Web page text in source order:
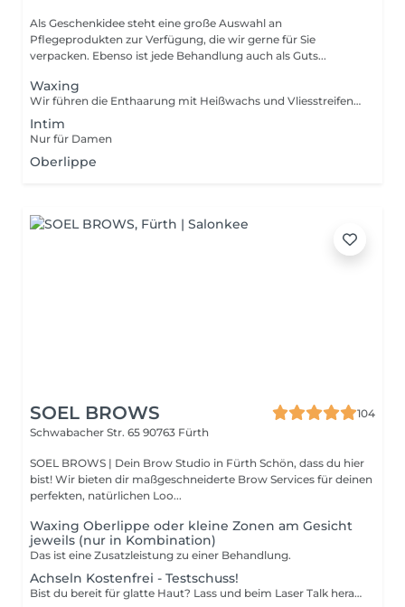
Als Geschenkidee steht eine große Auswahl an
Pflegeprodukten zur Verfügung, die wir gerne für Sie
verpacken. Ebenso ist jede Behandlung auch als Guts...
Waxing
Wir führen die Enthaarung mit Heißwachs und Vliesstreifen durch
Intim
Nur für Damen
Oberlippe
SOEL BROWS
104
Schwabacher Str. 65 90763 Fürth
SOEL BROWS | Dein Brow Studio in Fürth Schön, dass du hier
bist! Wir bieten dir maßgeschneiderte Brow Services für deinen
perfekten, natürlichen Loo...
Waxing Oberlippe oder kleine Zonen am Gesicht
jeweils (nur in Kombination)
Das ist eine Zusatzleistung zu einer Behandlung.
Achseln Kostenfrei - Testschuss!
Bist du bereit für glatte Haut? Lass und beim Laser Talk herausfinden, wie wir dich mit unseren Dioden-Laserbehandlungen zum Strahlen bringen! Was du bekommst: - Testschuss an einer kleinen Zone kostenfrei - Individuelle Beratung: welche Laserbehandlung am besten zu dir passt. - Wissenscheck: Wir klären alle Fragen zu Ablauf, Sicherheit und Ergebnissen. - Exklusive Tipps. Hol dir die besten Empfehlungen für deine Hautpflege nach der Behandlung. Lass und dein Hautziel erreichen - einfach und professionell!